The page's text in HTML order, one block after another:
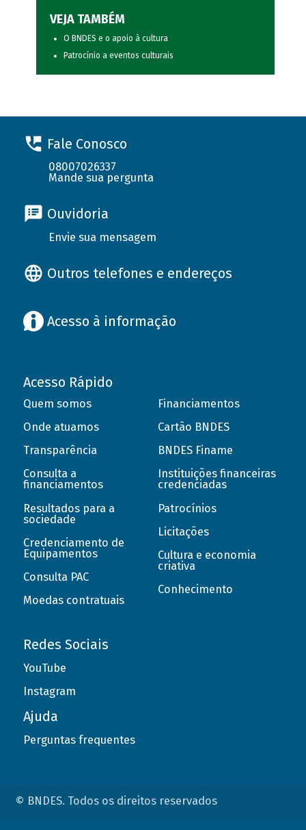
VEJA TAMBÉM
O BNDES e o apoio à cultura
Patrocínio a eventos culturais
Fale Conosco
08007026337
Mande sua pergunta
Ouvidoria
Envie sua mensagem
Outros telefones e endereços
Acesso à informação
Acesso Rápido
Quem somos
Onde atuamos
Transparência
Consulta a
financiamentos
Resultados para a
sociedade
Credenciamento de
Equipamentos
Consulta PAC
Moedas contratuais
Financiamentos
Cartão BNDES
BNDES Finame
Instituições financeiras
credenciadas
Patrocínios
Licitações
Cultura e economia
criativa
Conhecimento
Redes Sociais
YouTube
Instagram
Ajuda
Perguntas frequentes
© BNDES. Todos os direitos reservados